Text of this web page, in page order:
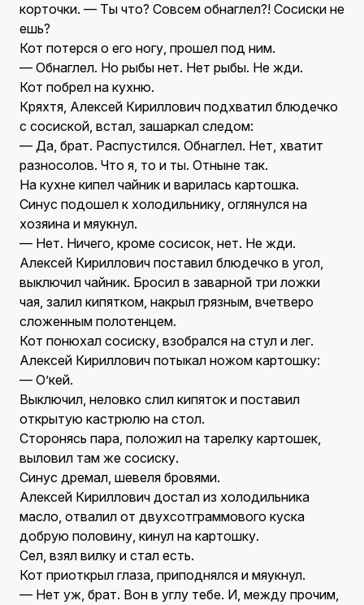
корточки. — Ты что? Совсем обнаглел?! Сосиски не
ешь?
Кот потерся о его ногу, прошел под ним.
— Обнаглел. Но рыбы нет. Нет рыбы. Не жди.
Кот побрел на кухню.
Кряхтя, Алексей Кириллович подхватил блюдечко
с сосиской, встал, зашаркал следом:
— Да, брат. Распустился. Обнаглел. Нет, хватит
разносолов. Что я, то и ты. Отныне так.
На кухне кипел чайник и варилась картошка.
Синус подошел к холодильнику, оглянулся на
хозяина и мяукнул.
— Нет. Ничего, кроме сосисок, нет. Не жди.
Алексей Кириллович поставил блюдечко в угол,
выключил чайник. Бросил в заварной три ложки
чая, залил кипятком, накрыл грязным, вчетверо
сложенным полотенцем.
Кот понюхал сосиску, взобрался на стул и лег.
Алексей Кириллович потыкал ножом картошку:
— О’кей.
Выключил, неловко слил кипяток и поставил
открытую кастрюлю на стол.
Сторонясь пара, положил на тарелку картошек,
выловил там же сосиску.
Синус дремал, шевеля бровями.
Алексей Кириллович достал из холодильника
масло, отвалил от двухсотграммового куска
добрую половину, кинул на картошку.
Сел, взял вилку и стал есть.
Кот приоткрыл глаза, приподнялся и мяукнул.
— Нет уж, брат. Вон в углу тебе. И, между прочим,